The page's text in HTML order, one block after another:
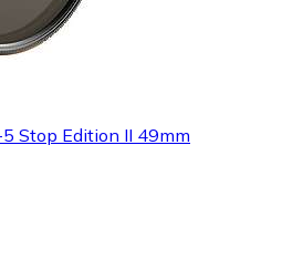
Stop Edition II 49mm